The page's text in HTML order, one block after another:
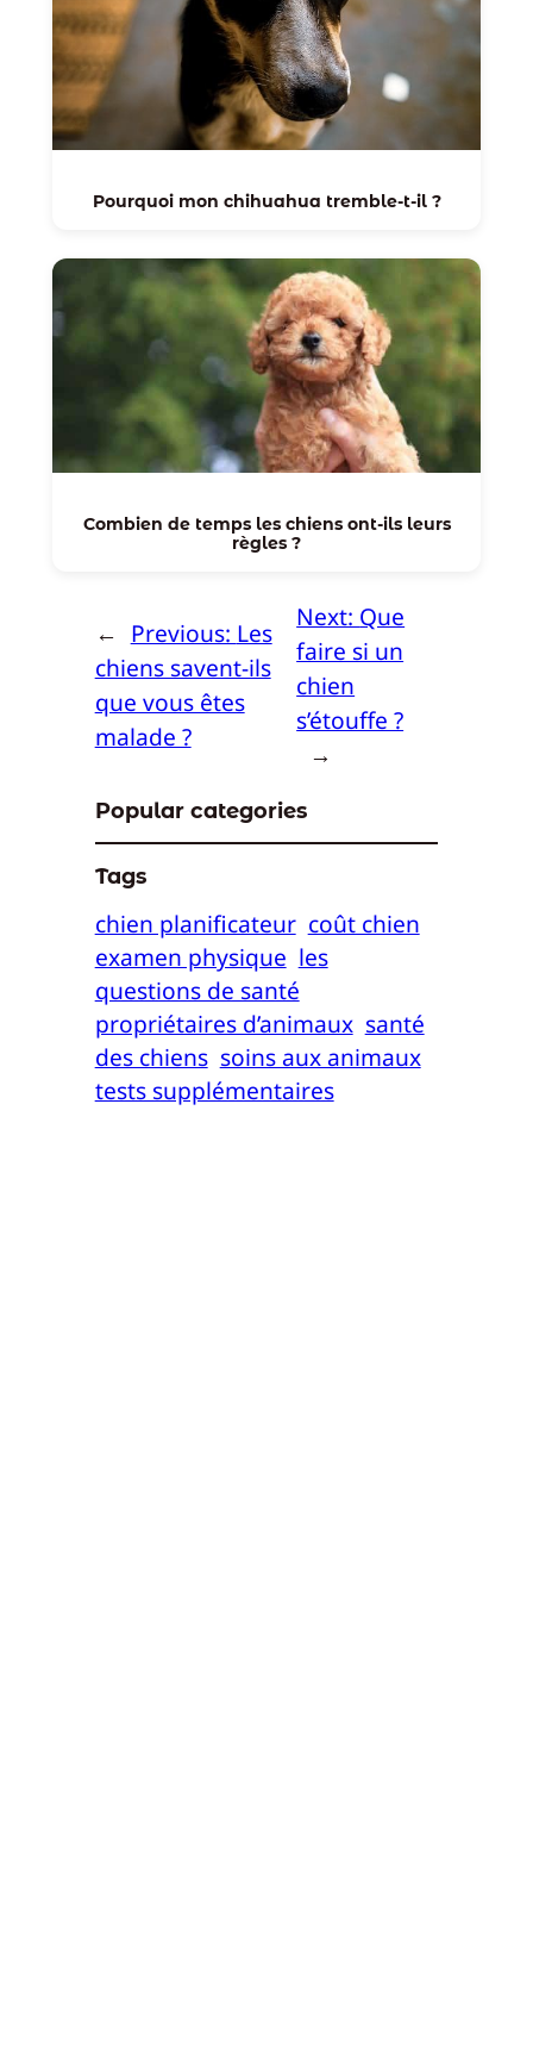
Pourquoi mon chihuahua tremble-t-il ?
Combien de temps les chiens ont-ils leurs
règles ?
← Previous: Les
chiens savent-ils
que vous êtes
malade ?
Next: Que
faire si un
chien
s’étouffe ?
→
Popular categories
Tags
chien planificateur coût chien
examen physique les
questions de santé
propriétaires d’animaux santé
des chiens soins aux animaux
tests supplémentaires